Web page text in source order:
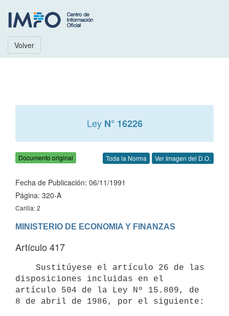
Volver
Ley N° 16226
Documento original Toda la Norma Ver Imagen del D.O.
Fecha de Publicación: 06/11/1991
Página: 320-A
Carilla: 2
MINISTERIO DE ECONOMIA Y FINANZAS
Artículo 417
disposiciones incluidas en el
artículo 504 de la Ley Nº 15.809, de
8 de abril de 1986, por el siguiente: